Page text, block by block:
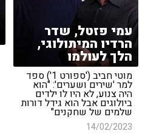
עמי פזטל, שדר
הרדיו המיתולוגי,
הלך לעולמו
מוטי חביב ('ספורט 1') ספד
למר 'שירים ושערים': "הוא
היה צנוע, לא היו לו ילדים
ביולוגים אבל הוא גידל דורות
שלמים של שחקנים"
14/02/2023